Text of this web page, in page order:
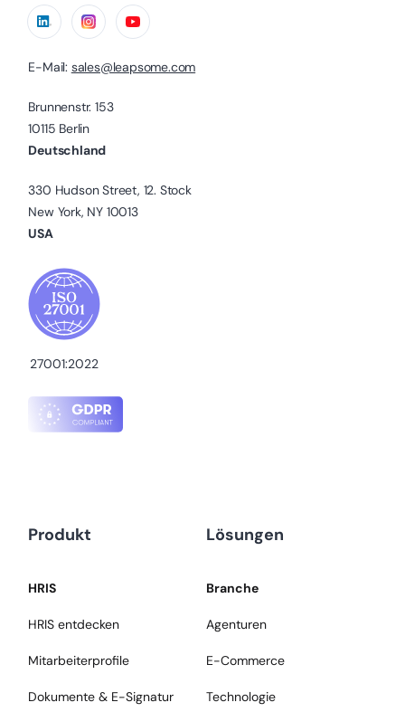
E-Mail: sales@leapsome.com
Brunnenstr. 153
10115 Berlin
Deutschland
330 Hudson Street, 12. Stock
New York, NY 10013
USA
27001:2022
Produkt
HRIS
HRIS entdecken
Mitarbeiterprofile
Dokumente & E-Signatur
Lösungen
Branche
Agenturen
E-Commerce
Technologie